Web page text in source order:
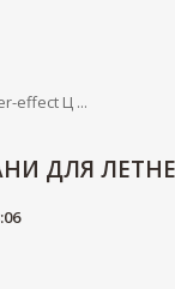
effect Ц ...
ДЛЯ